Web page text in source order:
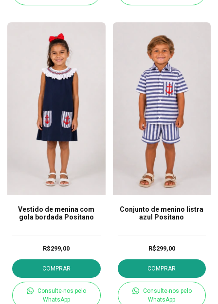
Vestido de menina com
gola bordada Positano
R$299,00
COMPRAR
Consulte-nos pelo
WhatsApp
Conjunto de menino listra
azul Positano
R$299,00
COMPRAR
Consulte-nos pelo
WhatsApp